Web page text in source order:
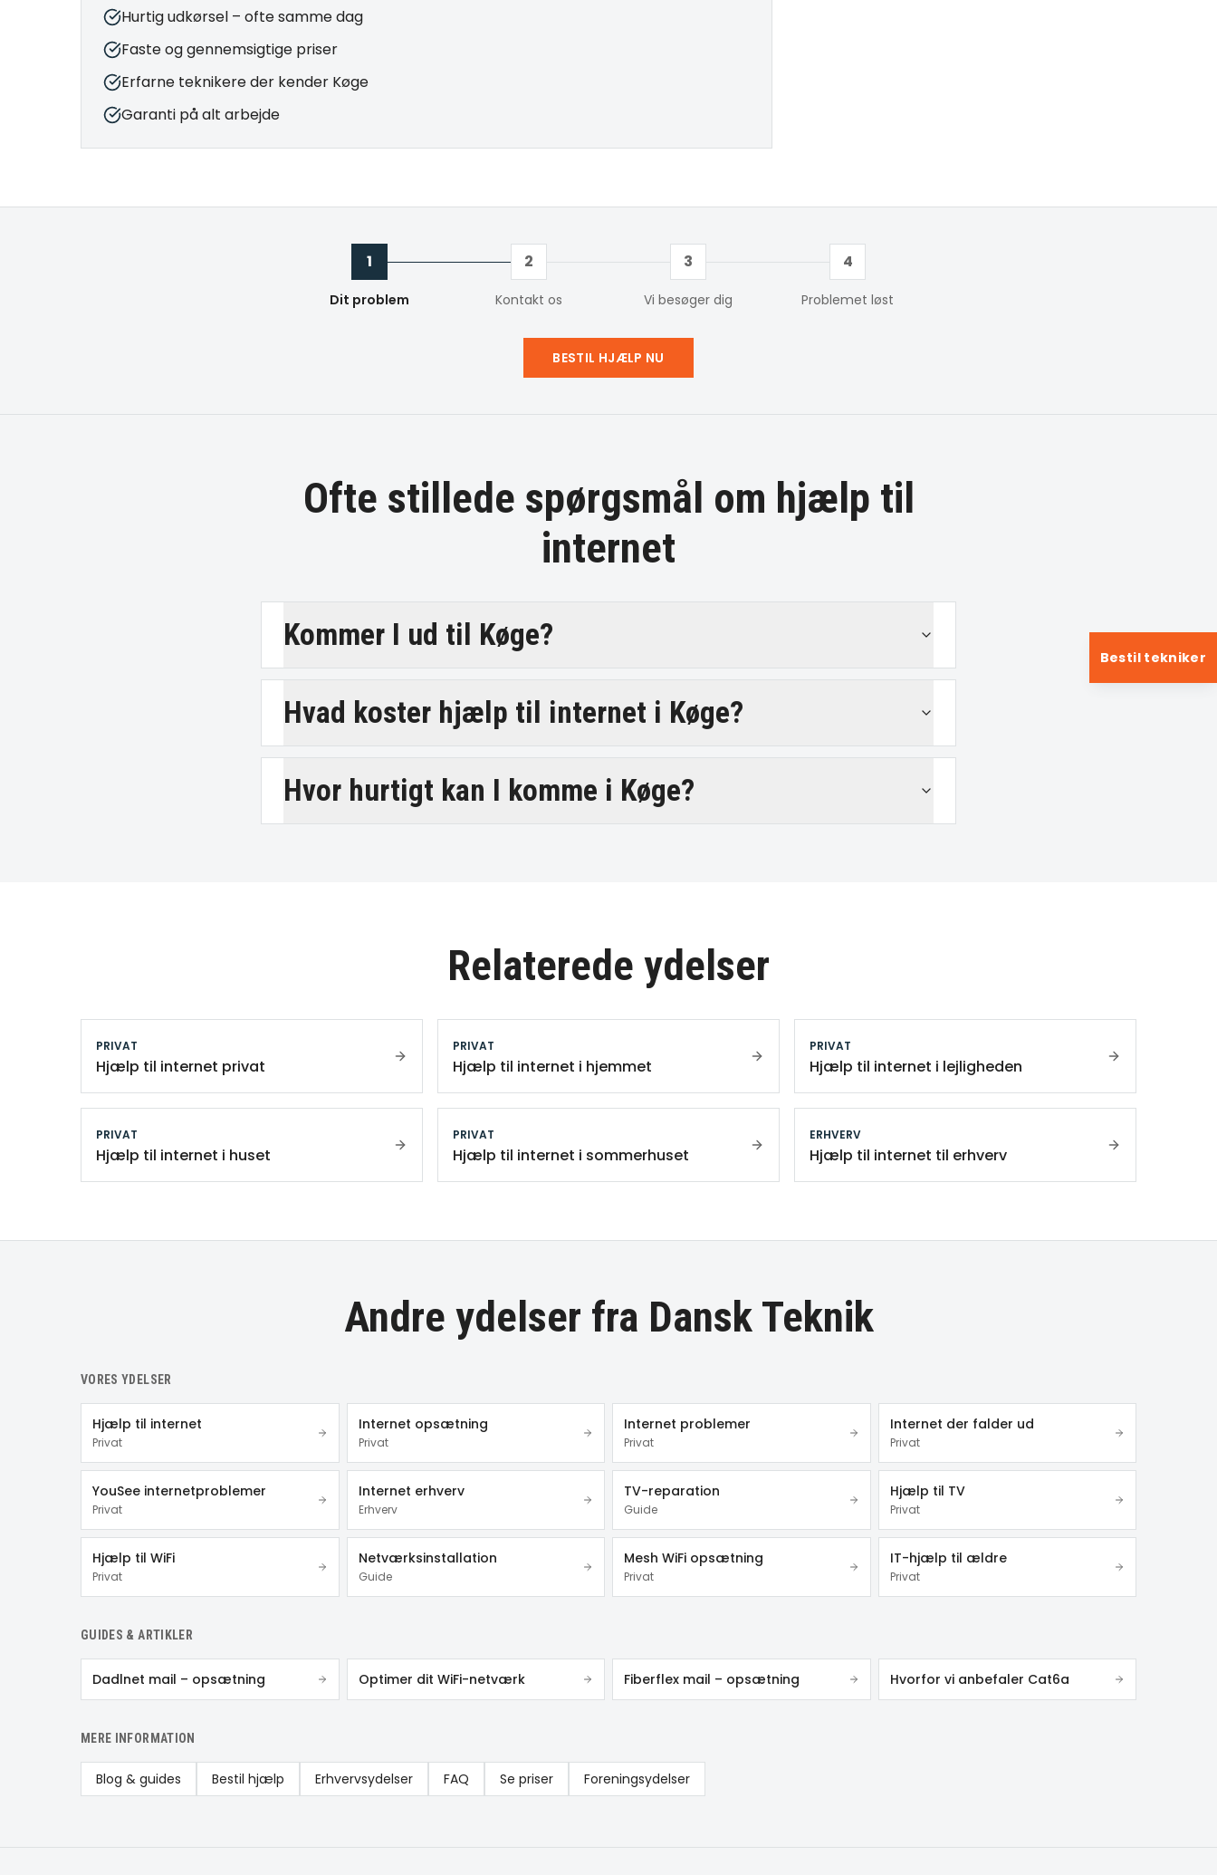
Hurtig udkørsel – ofte samme dag
Faste og gennemsigtige priser
Erfarne teknikere der kender Køge
Garanti på alt arbejde
1
Dit problem
2
Kontakt os
3
Vi besøger dig
4
Problemet løst
BESTIL HJÆLP NU
Ofte stillede spørgsmål om hjælp til
internet
Kommer I ud til Køge?
Hvad koster hjælp til internet i Køge?
Hvor hurtigt kan I komme i Køge?
Relaterede ydelser
PRIVAT
Hjælp til internet privat
PRIVAT
Hjælp til internet i hjemmet
PRIVAT
Hjælp til internet i lejligheden
PRIVAT
Hjælp til internet i huset
PRIVAT
Hjælp til internet i sommerhuset
ERHVERV
Hjælp til internet til erhverv
Andre ydelser fra Dansk Teknik
VORES YDELSER
Hjælp til internet
Privat
Internet opsætning
Privat
Internet problemer
Privat
Internet der falder ud
Privat
YouSee internetproblemer
Privat
Internet erhverv
Erhverv
TV-reparation
Guide
Hjælp til TV
Privat
Hjælp til WiFi
Privat
Netværksinstallation
Guide
Mesh WiFi opsætning
Privat
IT-hjælp til ældre
Privat
GUIDES & ARTIKLER
Dadlnet mail – opsætning Optimer dit WiFi-netværk Fiberflex mail – opsætning Hvorfor vi anbefaler Cat6a
MERE INFORMATION
Blog & guides Bestil hjælp Erhvervsydelser FAQ Se priser Foreningsydelser
Bestil tekniker